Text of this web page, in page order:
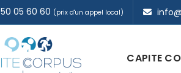
05 60 60 (prix d'un appel local)
CAPITE